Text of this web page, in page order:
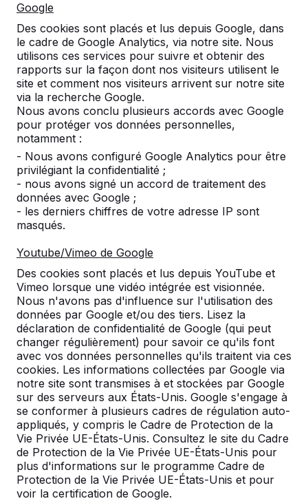
Google
Des cookies sont placés et lus depuis Google, dans
le cadre de Google Analytics, via notre site. Nous
utilisons ces services pour suivre et obtenir des
rapports sur la façon dont nos visiteurs utilisent le
site et comment nos visiteurs arrivent sur notre site
via la recherche Google.
Nous avons conclu plusieurs accords avec Google
pour protéger vos données personnelles,
notamment :
- Nous avons configuré Google Analytics pour être
privilégiant la confidentialité ;
- nous avons signé un accord de traitement des
données avec Google ;
- les derniers chiffres de votre adresse IP sont
masqués.
Youtube/Vimeo de Google
Des cookies sont placés et lus depuis YouTube et
Vimeo lorsque une vidéo intégrée est visionnée.
Nous n'avons pas d'influence sur l'utilisation des
données par Google et/ou des tiers. Lisez la
déclaration de confidentialité de Google (qui peut
changer régulièrement) pour savoir ce qu'ils font
avec vos données personnelles qu'ils traitent via ces
cookies. Les informations collectées par Google via
notre site sont transmises à et stockées par Google
sur des serveurs aux États-Unis. Google s'engage à
se conformer à plusieurs cadres de régulation auto-
appliqués, y compris le Cadre de Protection de la
Vie Privée UE-États-Unis. Consultez le site du Cadre
de Protection de la Vie Privée UE-États-Unis pour
plus d'informations sur le programme Cadre de
Protection de la Vie Privée UE-États-Unis et pour
voir la certification de Google.
HeBlad au Danemark
Le site Internet pour Danemark en 3 langues.
Nos tables de pingpong partent de plus en plus
loin, puisque les ventes en ligne sont un atout.
Lire la suite ->
Balles de ping-pong
Balles de ping-pong En tant que fournisseur de
tables de ping-pong, on nous demande
régulièrement de livrer des raquettes et des
balles avec les tables. Pour cette raison nous
les avons ajoutés à notre collection. Nous
Lire la suite ->
Accueil
La qualité de HeBlad Au fil des ans, nous avons
fabriué et livré des milliers de tables de ping-
pong et d’ensembles pique-nique en béton dans
les pays du Benelux, en Allemagne, au
Danemark, en France et en Angleterre, entre
autres. Et même dans les ré...
Lire la suite ->